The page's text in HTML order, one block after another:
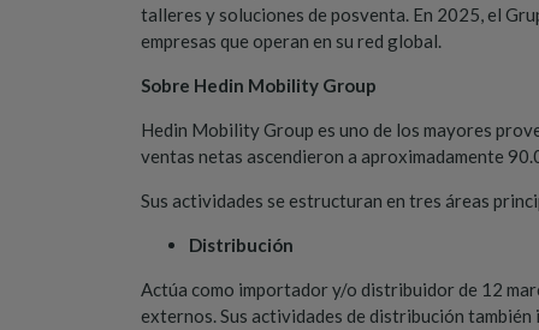
talleres y soluciones de posventa. En 2025, el
empresas que operan en su red global.
Sobre Hedin Mobility Group
Hedin Mobility Group es uno de los mayores
ventas netas ascendieron a aproximadamente
Sus actividades se estructuran en tres áreas
Distribución
Actúa como importador y/o distribuidor de 12
externos. Sus actividades de distribución